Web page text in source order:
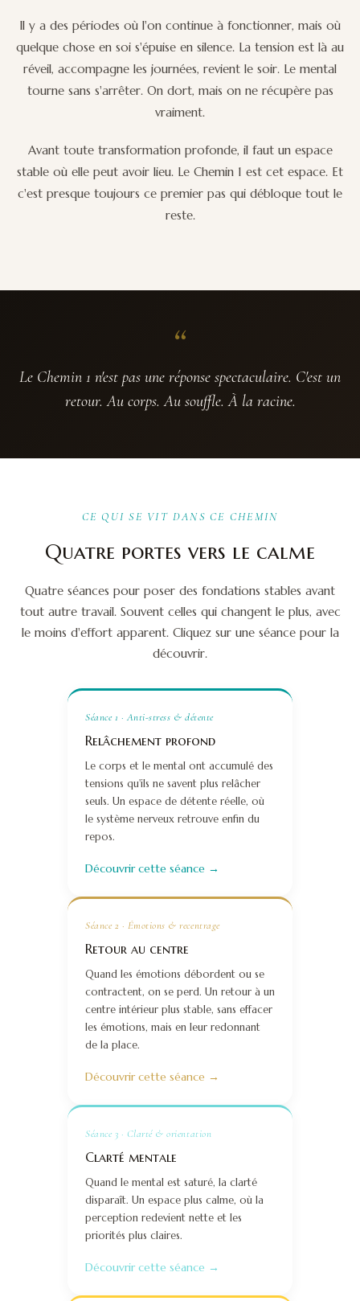
Il y a des périodes où l'on continue à fonctionner, mais où
quelque chose en soi s'épuise en silence. La tension est là au
réveil, accompagne les journées, revient le soir. Le mental
tourne sans s'arrêter. On dort, mais on ne récupère pas
vraiment.
Avant toute transformation profonde, il faut un espace
stable où elle peut avoir lieu. Le Chemin 1 est cet espace. Et
c'est presque toujours ce premier pas qui débloque tout le
reste.
“
Le Chemin 1 n'est pas une réponse spectaculaire. C'est un
retour. Au corps. Au souffle. À la racine.
CE QUI SE VIT DANS CE CHEMIN
Quatre portes vers le calme
Quatre séances pour poser des fondations stables avant
tout autre travail. Souvent celles qui changent le plus, avec
le moins d'effort apparent. Cliquez sur une séance pour la
découvrir.
Séance 1 · Anti-stress & détente
Relâchement profond
Le corps et le mental ont accumulé des
tensions qu'ils ne savent plus relâcher
seuls. Un espace de détente réelle, où
le système nerveux retrouve enfin du
repos.
Découvrir cette séance →
Séance 2 · Émotions & recentrage
Retour au centre
Quand les émotions débordent ou se
contractent, on se perd. Un retour à un
centre intérieur plus stable, sans effacer
les émotions, mais en leur redonnant
de la place.
Découvrir cette séance →
Séance 3 · Clarté & orientation
Clarté mentale
Quand le mental est saturé, la clarté
disparaît. Un espace plus calme, où la
perception redevient nette et les
priorités plus claires.
Découvrir cette séance →